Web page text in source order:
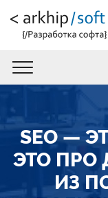
SEO —
ЭТО ПРО
ИЗ